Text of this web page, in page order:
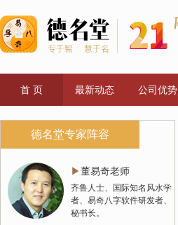
首 页 最新动态 公司优势
德名堂专家阵容
▶董易奇老师
齐鲁人士、国际知名风水学
者、易奇八字软件研发者、
秘书长。